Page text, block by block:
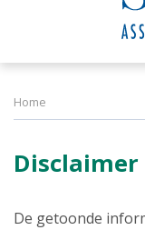
Home
Disclaimer
De getoonde